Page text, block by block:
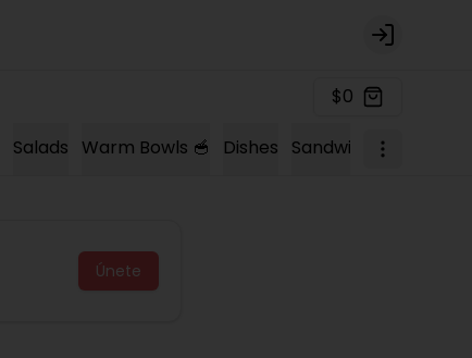
Login
$0
Salads Warm Bowls 🥣 Dishes Sandwich 🍔
Únete